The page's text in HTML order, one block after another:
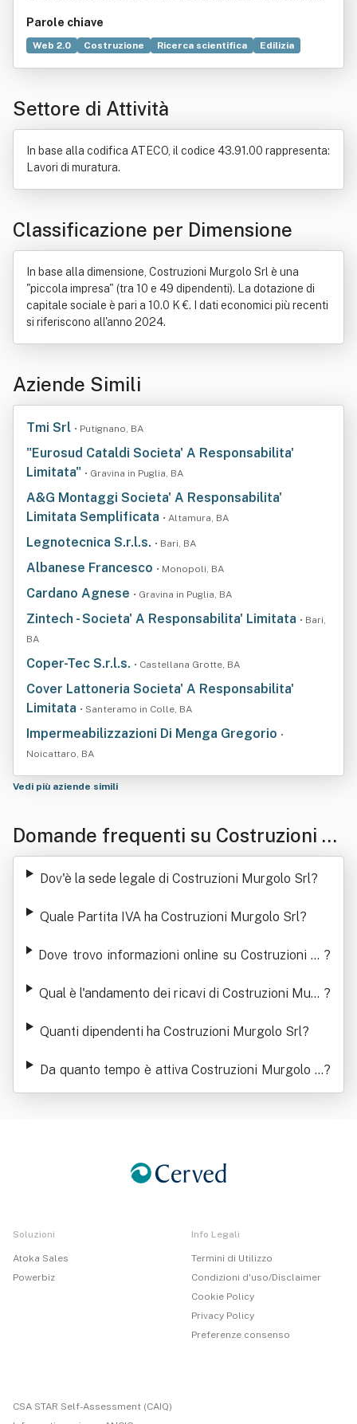
Parole chiave
Web 2.0 Costruzione Ricerca scientifica
Edilizia
Ambiente (biologia)
Commercio
Settore di Attività
In base alla codifica ATECO, il codice 43.91.00 rappresenta:
Lavori di muratura.
Classificazione per Dimensione
In base alla dimensione, Costruzioni Murgolo Srl è una
"piccola impresa" (tra 10 e 49 dipendenti). La dotazione di
capitale sociale è pari a 10.0 K €. I dati economici più recenti
si riferiscono all'anno 2024.
Aziende Simili
Tmi Srl • Putignano, BA
"Eurosud Cataldi Societa' A Responsabilita'
Limitata" • Gravina in Puglia, BA
A&G Montaggi Societa' A Responsabilita'
Limitata Semplificata • Altamura, BA
Legnotecnica S.r.l.s. • Bari, BA
Albanese Francesco • Monopoli, BA
Cardano Agnese • Gravina in Puglia, BA
Zintech - Societa' A Responsabilita' Limitata • Bari,
BA
Coper-Tec S.r.l.s. • Castellana Grotte, BA
Cover Lattoneria Societa' A Responsabilita'
Limitata • Santeramo in Colle, BA
Impermeabilizzazioni Di Menga Gregorio •
Noicattaro, BA
Vedi più aziende simili
Domande frequenti su Costruzioni M
urgolo Srl
Dov'è la sede legale di Costruzioni Murgolo Srl?
Quale Partita IVA ha Costruzioni Murgolo Srl?
Dove trovo informazioni online su Costruzioni M ?
Qual è l'andamento dei ricavi di Costruzioni Murg ?
Quanti dipendenti ha Costruzioni Murgolo Srl?
Da quanto tempo è attiva Costruzioni Murgolo S
rl
?
Soluzioni
Atoka Sales
Powerbiz
Info Legali
Termini di Utilizzo
Condizioni d'uso/Disclaimer
Cookie Policy
Privacy Policy
Preferenze consenso
CSA STAR Self-Assessment (CAIQ)